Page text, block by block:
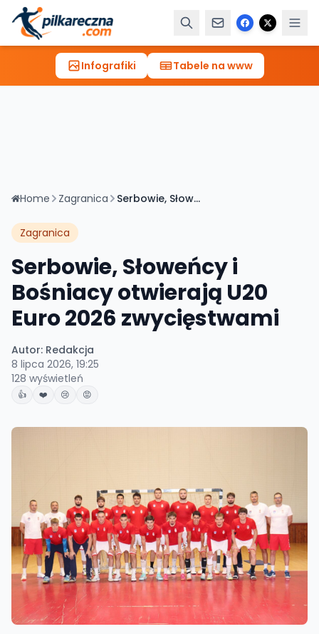
Infografiki Tabele na www
Home Zagranica Serbowie, Słoweńcy i Bośniacy otwierają U20 Euro 2026 zwycięstwami
Zagranica
Serbowie, Słoweńcy i
Bośniacy otwierają U20
Euro 2026 zwycięstwami
Autor: Redakcja
8 lipca 2026, 19:25
128 wyświetleń
👍 ❤️ 😢 😡